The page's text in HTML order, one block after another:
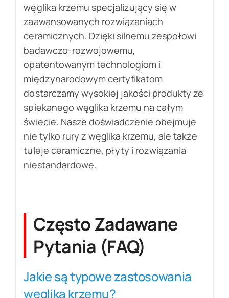
węglika krzemu specjalizujący się w
zaawansowanych rozwiązaniach
ceramicznych. Dzięki silnemu zespołowi
badawczo-rozwojowemu,
opatentowanym technologiom i
międzynarodowym certyfikatom
dostarczamy wysokiej jakości produkty ze
spiekanego węglika krzemu na całym
świecie. Nasze doświadczenie obejmuje
nie tylko rury z węglika krzemu, ale także
tuleje ceramiczne, płyty i rozwiązania
niestandardowe.
Często Zadawane
Pytania (FAQ)
Jakie są typowe zastosowania
węglika krzemu?